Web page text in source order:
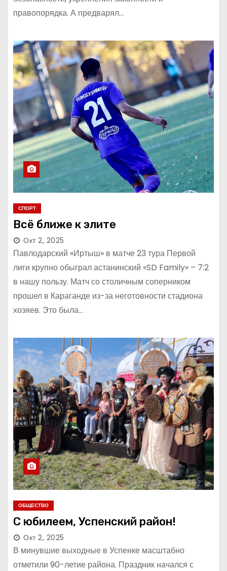
правопорядка. А предварял…
СПОРТ
Всё ближе к элите
Окт 2, 2025
Павлодарский «Иртыш» в матче 23 тура Первой
лиги крупно обыграл астанинский «SD Family» – 7:2
в нашу пользу. Матч со столичным соперником
прошел в Караганде из-за неготовности стадиона
хозяев. Это была…
ОБЩЕСТВО
С юбилеем, Успенский район!
Окт 2, 2025
В минувшие выходные в Успенке масштабно
отметили 90-летие района. Праздник начался с